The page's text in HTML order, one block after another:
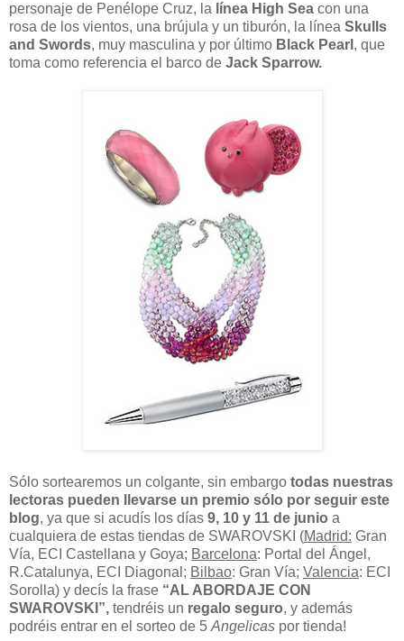
personaje de Penélope Cruz, la línea High Sea con una
rosa de los vientos, una brújula y un tiburón, la línea Skulls
and Swords, muy masculina y por último Black Pearl , que
toma como referencia el barco de Jack Sparrow.
Sólo sortearemos un colgante, sin embargo todas nuestras
lectoras pueden llevarse un premio sólo por seguir este
blog, ya que si acudís los días 9, 10 y 11 de junio a
cualquiera de estas tiendas de SWAROVSKI (Madrid: Gran
Vía, ECI Castellana y Goya; Barcelona: Portal del Ángel,
R.Catalunya, ECI Diagonal; Bilbao: Gran Vía; Valencia: ECI
Sorolla) y decís la frase “AL ABORDAJE CON
SWAROVSKI”, tendréis un regalo seguro, y además
podréis entrar en el sorteo de 5 Angelicas por tienda!